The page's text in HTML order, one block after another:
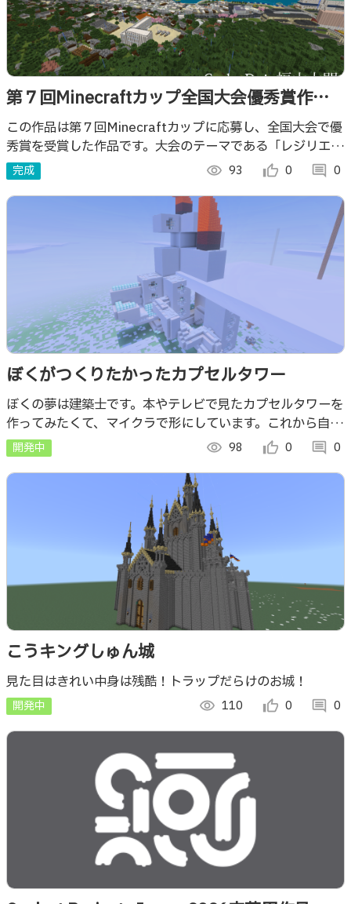
第７回Minecraftカップ全国大会優秀賞作品
（あの、夏の雨の日）
この作品は第７回Minecraftカップに応募し、全国大会で優
秀賞を受賞した作品です。大会のテーマである「レジリエン
スを備えたまちづくり」にそって教育版マインクラフトを活
用してつくったまちです！
完成 visibility 93 thumb_up_alt 0 comment 0
ぼくがつくりたかったカプセルタワー
ぼくの夢は建築士です。本やテレビで見たカプセルタワーを
作ってみたくて、マイクラで形にしています。これから自動
ドアやジェットコースターを作り、見た人がすごいと思う建
物にしたいです。
開発中 visibility 98 thumb_up_alt 0 comment 0
こうキングしゅん城
見た目はきれい中身は残酷！トラップだらけのお城！
開発中 visibility 110 thumb_up_alt 0 comment 0